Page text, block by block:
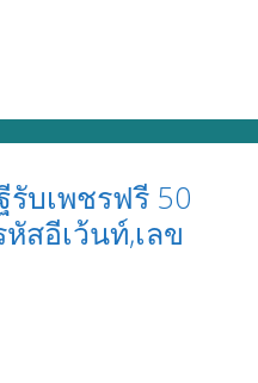
รับเพชรฟรี 50
สอีเว้นท์,เลข